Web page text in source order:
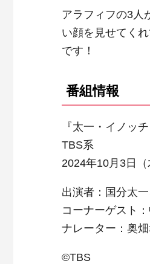
アラフィフの3人
い顔を見せてく
です！
番組情報
『太一・イノッ
TBS系
2024年10月3日
出演者：国分太
コーナーゲスト
ナレーター：奥
©TBS